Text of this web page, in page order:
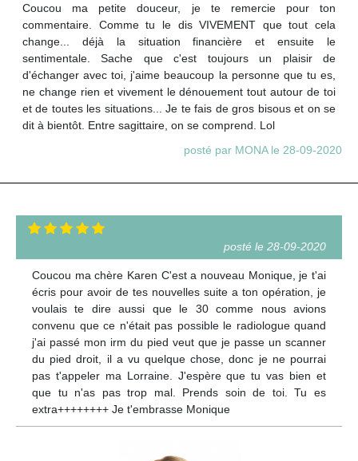
Coucou ma petite douceur, je te remercie pour ton
commentaire. Comme tu le dis VIVEMENT que tout cela
change... déjà la situation financière et ensuite le
sentimentale. Sache que c'est toujours un plaisir de
d'échanger avec toi, j'aime beaucoup la personne que tu es,
ne change rien et vivement le dénouement tout autour de toi
et de toutes les situations... Je te fais de gros bisous et on se
dit à bientôt. Entre sagittaire, on se comprend. Lol
posté par MONA le 28-09-2020
posté le 28-09-2020
Coucou ma chère Karen C'est a nouveau Monique, je t'ai
écris pour avoir de tes nouvelles suite a ton opération, je
voulais te dire aussi que le 30 comme nous avions
convenu que ce n'était pas possible le radiologue quand
j'ai passé mon irm du pied veut que je passe un scanner
du pied droit, il a vu quelque chose, donc je ne pourrai
pas t'appeler ma Lorraine. J'espère que tu vas bien et
que tu n'as pas trop mal. Prends soin de toi. Tu es
extra++++++++ Je t'embrasse Monique